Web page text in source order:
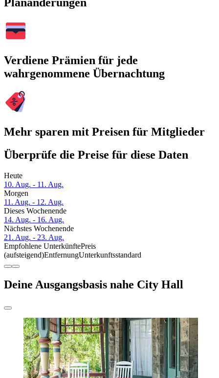
Verdiene Prämien für jede
wahrgenommene Übernachtung
Mehr sparen mit Preisen für Mitglieder
Überprüfe die Preise für diese Daten
Heute
10. Aug. - 11. Aug.
Morgen
11. Aug. - 12. Aug.
Dieses Wochenende
14. Aug. - 16. Aug.
Nächstes Wochenende
21. Aug. - 23. Aug.
Empfohlene UnterkünftePreis
(aufsteigend)EntfernungUnterkunftsstandard
Deine Ausgangsbasis nahe City Hall